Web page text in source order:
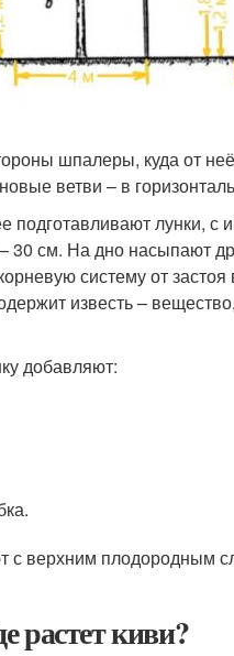
шпалеры, куда от
ветви – в
подготавливают лунки,
30 см. На дно насыпают
систему от
известь –
добавляют:
верхним плодородным
растет киви?